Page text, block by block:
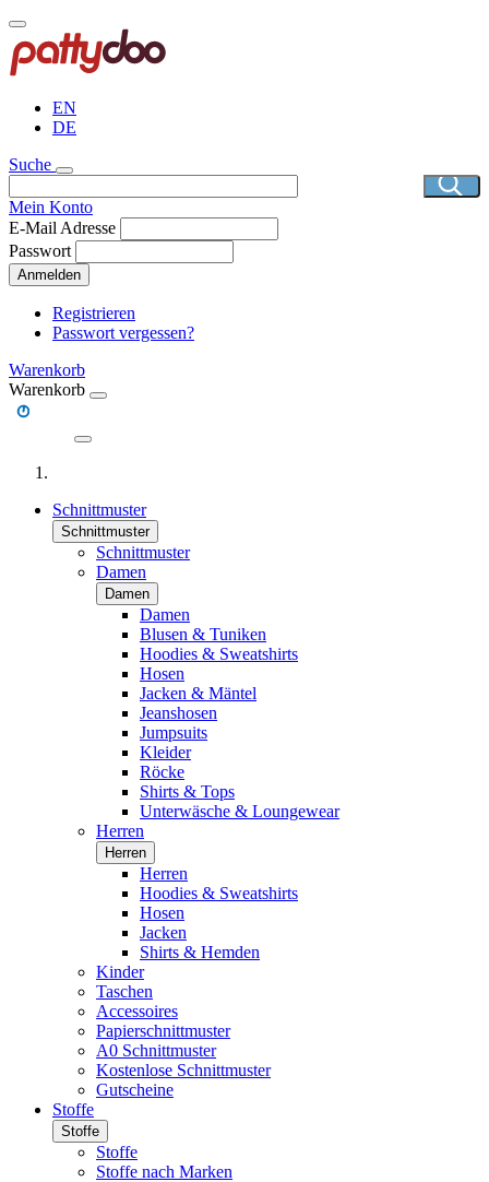
Direkt
zum
Inhalt
EN
DE
Suche
Mein Konto
E-Mail Adresse
Passwort
Anmelden
Registrieren
Passwort vergessen?
Warenkorb
Warenkorb
Schnittmuster
Schnittmuster
Schnittmuster
Damen
Damen
Damen
Blusen & Tuniken
Hoodies & Sweatshirts
Hosen
Jacken & Mäntel
Jeanshosen
Jumpsuits
Kleider
Röcke
Shirts & Tops
Unterwäsche & Loungewear
Herren
Herren
Herren
Hoodies & Sweatshirts
Hosen
Jacken
Shirts & Hemden
Kinder
Taschen
Accessoires
Papierschnittmuster
A0 Schnittmuster
Kostenlose Schnittmuster
Gutscheine
Stoffe
Stoffe
Stoffe
Stoffe nach Marken